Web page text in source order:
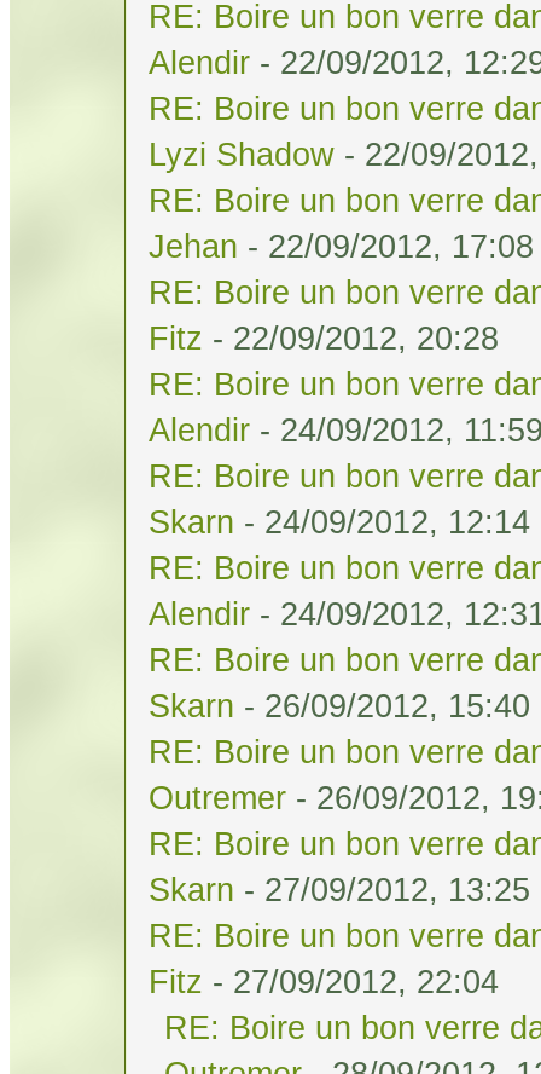
RE: Boire un bon verre
Alendir - 22/09/2012,
RE: Boire un bon verre
Lyzi Shadow - 22/09/
RE: Boire un bon verre
Jehan - 22/09/2012, 17:08
RE: Boire un bon verre
Fitz - 22/09/2012, 20:28
RE: Boire un bon verre
Alendir - 24/09/2012,
RE: Boire un bon verre
Skarn - 24/09/2012, 12:14
RE: Boire un bon verre
Alendir - 24/09/2012,
RE: Boire un bon verre
Skarn - 26/09/2012, 15:40
RE: Boire un bon verre
Outremer - 26/09/2012,
RE: Boire un bon verre
Skarn - 27/09/2012, 13:25
RE: Boire un bon verre
Fitz - 27/09/2012, 22:04
RE: Boire un bon verre